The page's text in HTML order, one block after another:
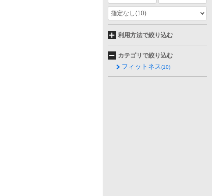
指定なし(10)
利用方法で絞り込む
カテゴリで絞り込む
フィットネス(10)